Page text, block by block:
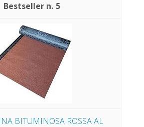
5
BITUMINOSA ROSSA AL